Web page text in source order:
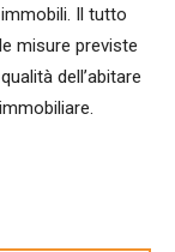
Il tutto
misure previste
dell’abitare